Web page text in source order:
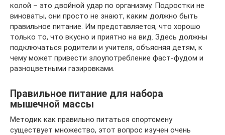
колой – это двойной удар по организму. Подростки не
виноваты, они просто не знают, каким должно быть
правильное питание. Им представляется, что хорошо
только то, что вкусно и приятно на вид. Здесь должны
подключаться родители и учителя, объясняя детям, к
чему может привести злоупотребление фаст-фудом и
разноцветными газировками.
Правильное питание для набора
мышечной массы
Методик как правильно питаться спортсмену
существует множество, этот вопрос изучен очень